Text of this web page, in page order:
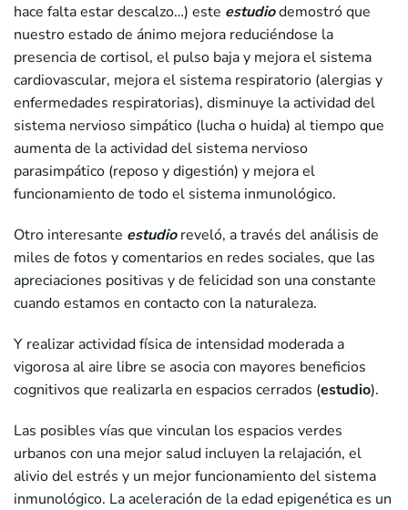
hace falta estar descalzo…) este estudiodemostró que
nuestro estado de ánimo mejora reduciéndose la
presencia de cortisol, el pulso baja y mejora el sistema
cardiovascular, mejora el sistema respiratorio (alergias y
enfermedades respiratorias), disminuye la actividad del
sistema nervioso simpático (lucha o huida) al tiempo que
aumenta de la actividad del sistema nervioso
parasimpático (reposo y digestión) y mejora el
funcionamiento de todo el sistema inmunológico.
Otro interesante estudioreveló, a través del análisis de
miles de fotos y comentarios en redes sociales, que las
apreciaciones positivas y de felicidad son una constante
cuando estamos en contacto con la naturaleza.
Y realizar actividad física de intensidad moderada a
vigorosa al aire libre se asocia con mayores beneficios
cognitivos que realizarla en espacios cerrados (estudio).
Las posibles vías que vinculan los espacios verdes
urbanos con una mejor salud incluyen la relajación, el
alivio del estrés y un mejor funcionamiento del sistema
inmunológico. La aceleración de la edad epigenética es un